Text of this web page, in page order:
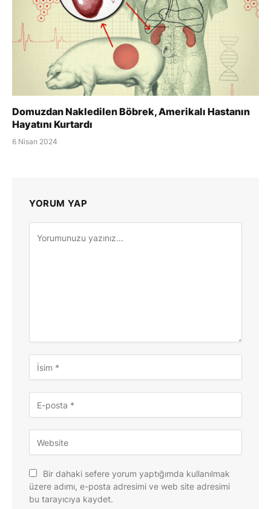
Domuzdan Nakledilen Böbrek, Amerikalı Hastanın
Hayatını Kurtardı
6 Nisan 2024
YORUM YAP
Bir dahaki sefere yorum yaptığımda kullanılmak
üzere adımı, e-posta adresimi ve web site adresimi
bu tarayıcıya kaydet.